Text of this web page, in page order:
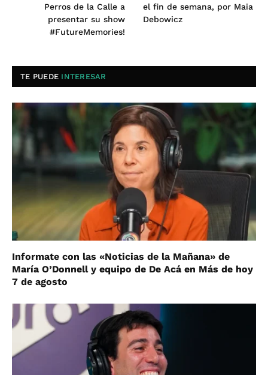
Perros de la Calle a
presentar su show
#FutureMemories!
el fin de semana, por Maia
Debowicz
TE PUEDE INTERESAR
Informate con las «Noticias de la Mañana» de
María O’Donnell y equipo de De Acá en Más de hoy
7 de agosto